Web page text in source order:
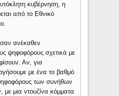
κυβέρνηση, η
από το Εθνικό
ανέκαθεν
ψηφοφόρους σχετικά με
Αν, για
με ένα το βαθμό
των συνήθων
με μια ντουζίνα κόμματα